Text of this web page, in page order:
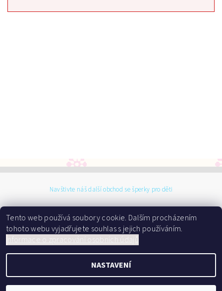
Navštivte náš další obchod se šperky pro děti
Dárky do kolébky, všechna práva vyhrazena
Vytvořil Shoptet
Tento web používá soubory cookie. Dalším procházením
tohoto webu vyjadřujete souhlas s jejich používáním.
nformace o zpracování osobních údajů
NASTAVENÍ